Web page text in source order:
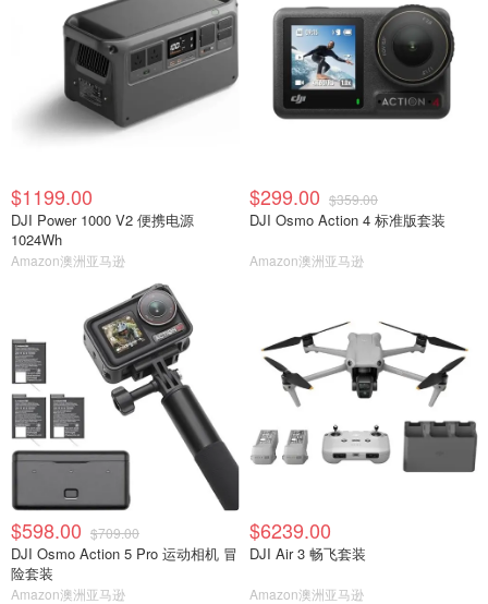
$1199.00
DJI Power 1000 V2 便携电源
1024Wh
Amazon澳洲亚马逊
$299.00 $359.00
DJI Osmo Action 4 标准版套装
Amazon澳洲亚马逊
$598.00 $709.00
DJI Osmo Action 5 Pro 运动相机 冒
险套装
Amazon澳洲亚马逊
$6239.00
DJI Air 3 畅飞套装
Amazon澳洲亚马逊